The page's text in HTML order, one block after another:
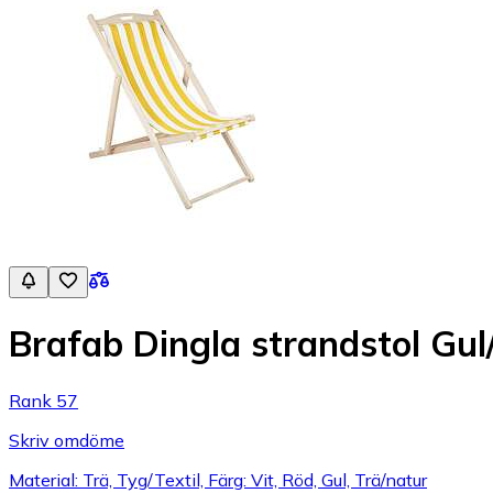
Brafab Dingla strandstol
Rank 57
Skriv omdöme
Material: Trä, Tyg/Textil, Färg: Vit, Röd, Gul, Trä/natur